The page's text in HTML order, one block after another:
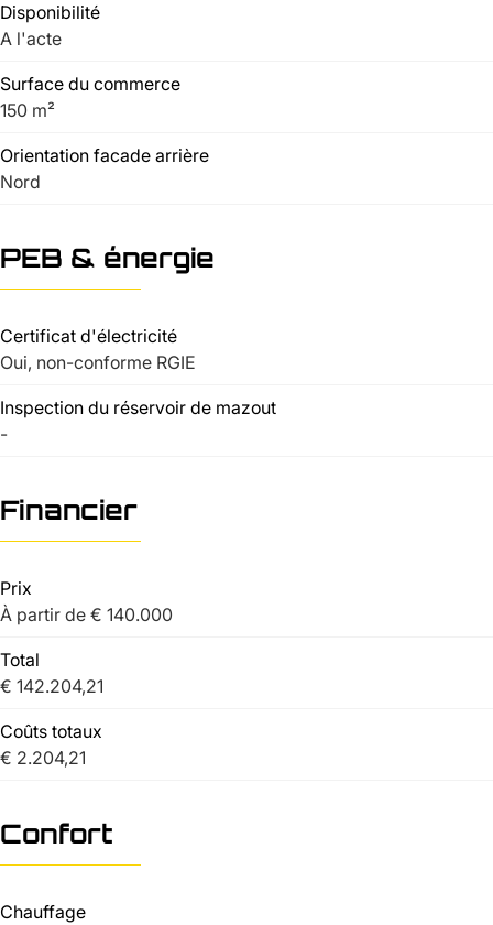
Disponibilité
A l'acte
Surface du commerce
150 m²
Orientation facade arrière
Nord
PEB & énergie
Certificat d'électricité
Oui, non-conforme RGIE
Inspection du réservoir de mazout
-
Financier
Prix
À partir de € 140.000
Total
€ 142.204,21
Coûts totaux
€ 2.204,21
Confort
Chauffage